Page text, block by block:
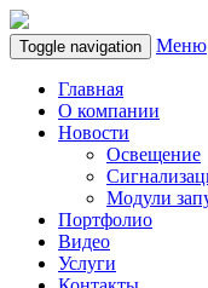
Toggle navigation Меню
Главная
О компании
Новости
Освещение
Модули
Портфолио
Видео
Услуги